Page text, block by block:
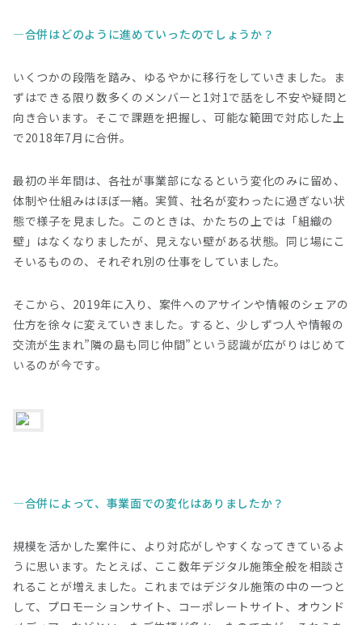
合併はどのように進めていったのでしょうか？
いくつかの段階を踏み、ゆるやかに移行をしていきました。ま
ずはできる限り数多くのメンバーと1対1で話をし不安や疑問と
向き合います。そこで課題を把握し、可能な範囲で対応した上
で2018年7月に合併。
最初の半年間は、各社が事業部になるという変化のみに留め、
体制や仕組みはほぼ一緒。実質、社名が変わったに過ぎない状
態で様子を見ました。このときは、かたちの上では「組織の
壁」はなくなりましたが、見えない壁がある状態。同じ場にこ
そいるものの、それぞれ別の仕事をしていました。
そこから、2019年に入り、案件へのアサインや情報のシェアの
仕方を徐々に変えていきました。すると、少しずつ人や情報の
交流が生まれ”隣の島も同じ仲間”という認識が広がりはじめて
いるのが今です。
合併によって、事業面での変化はありましたか？
規模を活かした案件に、より対応がしやすくなってきているよ
うに思います。たとえば、ここ数年デジタル施策全般を相談さ
れることが増えました。これまではデジタル施策の中の一つと
して、プロモーションサイト、コーポレートサイト、オウンド